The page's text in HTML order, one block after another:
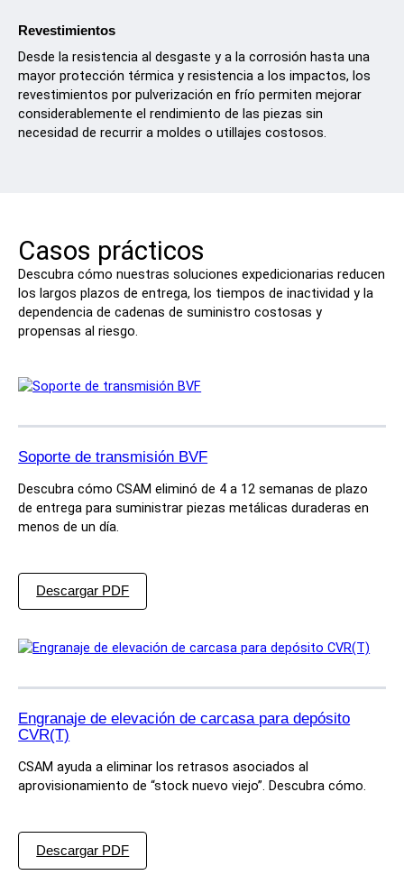
Revestimientos
Desde la resistencia al desgaste y a la corrosión hasta una
mayor protección térmica y resistencia a los impactos, los
revestimientos por pulverización en frío permiten mejorar
considerablemente el rendimiento de las piezas sin
necesidad de recurrir a moldes o utillajes costosos.
Casos prácticos
Descubra cómo nuestras soluciones expedicionarias reducen
los largos plazos de entrega, los tiempos de inactividad y la
dependencia de cadenas de suministro costosas y
propensas al riesgo.
Soporte de transmisión BVF
Descubra cómo CSAM eliminó de 4 a 12 semanas de plazo
de entrega para suministrar piezas metálicas duraderas en
menos de un día.
Descargar PDF:
T
n
m
s
o
o
u
Engranaje de elevación de carcasa para depósito
CVR(T)
CSAM ayuda a eliminar los retrasos asociados al
aprovisionamiento de “stock nuevo viejo”. Descubra cómo.
Descargar PDF: